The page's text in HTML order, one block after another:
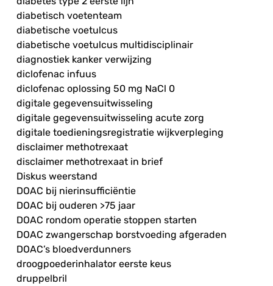
diabetisch voetenteam
diabetische voetulcus
diabetische voetulcus multidisciplinair
diagnostiek kanker verwijzing
diclofenac infuus
diclofenac oplossing 50 mg NaCl 0
digitale gegevensuitwisseling
digitale gegevensuitwisseling acute zorg
digitale toedieningsregistratie wijkverpleging
disclaimer methotrexaat
disclaimer methotrexaat in brief
Diskus weerstand
DOAC bij nierinsufficiëntie
DOAC bij ouderen >75 jaar
DOAC rondom operatie stoppen starten
DOAC zwangerschap borstvoeding afgeraden
DOAC’s bloedverdunners
droogpoederinhalator eerste keus
druppelbril